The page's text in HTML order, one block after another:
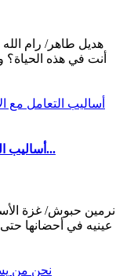
هديل طاهر/ رام
أنت في هذه
أساليب التعامل مع الأبناء هل هي لتعليمهم أم للسيطر...
نرمين حبوش/ غزة
عينيه في أحضانها